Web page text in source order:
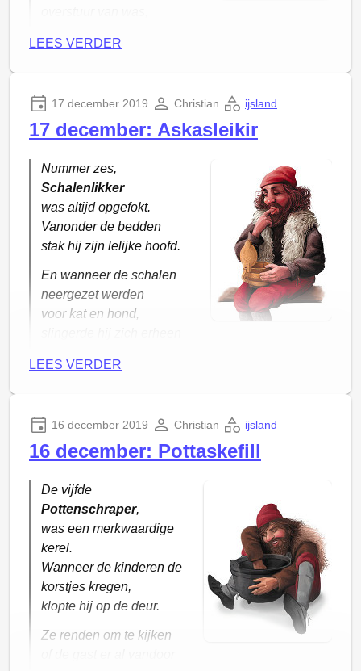
in de scharnieren.
LEES VERDER
17 december 2019 Christian ijsland
17 december: Askasleikir
Nummer zes,
Schalenlikker
was altijd opgefokt.
Vanonder de bedden
stak hij zijn lelijke hoofd.
En wanneer de schalen
neergezet werden
voor kat en hond,
en ze leeg te likken op de grond.
LEES VERDER
16 december 2019 Christian ijsland
16 december: Pottaskefill
De vijfde
Pottenschraper,
was een merkwaardige
kerel.
Wanneer de kinderen de
korstjes kregen,
klopte hij op de deur.
Ze renden om te kijken